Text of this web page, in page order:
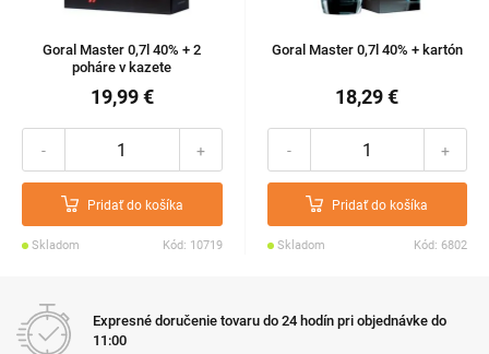
Goral Master 0,7l 40% + 2
poháre v kazete
19,99 €
- +
Pridať do košíka
Skladom Kód: 10719
Goral Master 0,7l 40% + kartón
18,29 €
- +
Pridať do košíka
Skladom Kód: 6802
Expresné doručenie tovaru do 24 hodín pri objednávke do
11:00